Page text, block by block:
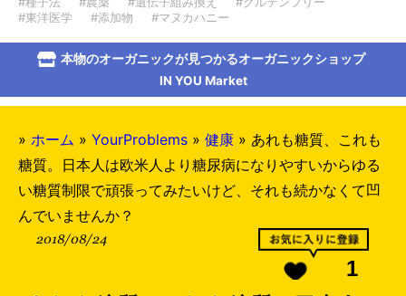
#東洋医学
#添加物 #マヌカハニー
本物のオーガニックが見つかるオーガニックショップ
IN YOU Market
» ホーム » YourProblems » 健康 » あれも糖質、これも
糖質。日本人は欧米人より糖尿病になりやすいからゆる
い糖質制限で頑張ってみたいけど、それも続かなくて凹
んでいませんか？
2018/08/24
1